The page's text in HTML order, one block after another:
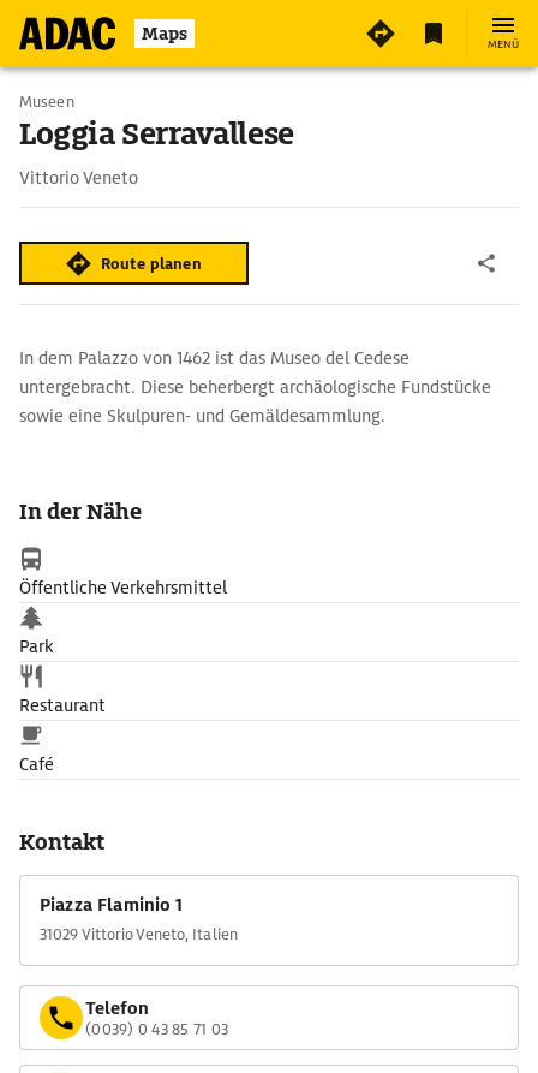
Maps MENÜ
Museen
Loggia Serravallese
Vittorio Veneto
Route planen
In dem Palazzo von 1462 ist das Museo del Cedese
untergebracht. Diese beherbergt archäologische Fundstücke
sowie eine Skulpuren- und Gemäldesammlung.
In der Nähe
Öffentliche Verkehrsmittel
Park
Restaurant
Café
Kontakt
Piazza Flaminio 1
31029 Vittorio Veneto, Italien
Telefon
(0039) 0 43 85 71 03